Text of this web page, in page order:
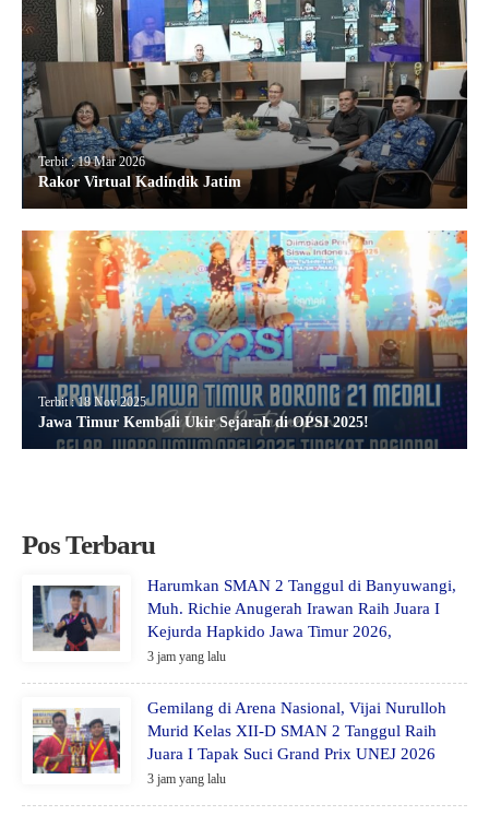
Terbit : 19 Mar 2026
Rakor Virtual Kadindik Jatim
Terbit : 18 Nov 2025
Jawa Timur Kembali Ukir Sejarah di OPSI 2025!
Pos Terbaru
Harumkan SMAN 2 Tanggul di Banyuwangi,
Muh. Richie Anugerah Irawan Raih Juara I
Kejurda Hapkido Jawa Timur 2026,
3 jam yang lalu
Gemilang di Arena Nasional, Vijai Nurulloh
Murid Kelas XII-D SMAN 2 Tanggul Raih
Juara I Tapak Suci Grand Prix UNEJ 2026
3 jam yang lalu